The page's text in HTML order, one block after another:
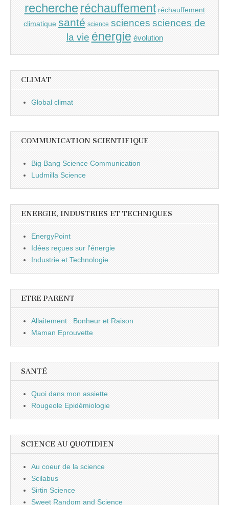
recherche réchauffement réchauffement
climatique santé science sciences sciences de
la vie énergie évolution
CLIMAT
Global climat
COMMUNICATION SCIENTIFIQUE
Big Bang Science Communication
Ludmilla Science
ENERGIE, INDUSTRIES ET TECHNIQUES
EnergyPoint
Idées reçues sur l'énergie
Industrie et Technologie
ETRE PARENT
Allaitement : Bonheur et Raison
Maman Eprouvette
SANTÉ
Quoi dans mon assiette
Rougeole Epidémiologie
SCIENCE AU QUOTIDIEN
Au coeur de la science
Scilabus
Sirtin Science
Sweet Random and Science